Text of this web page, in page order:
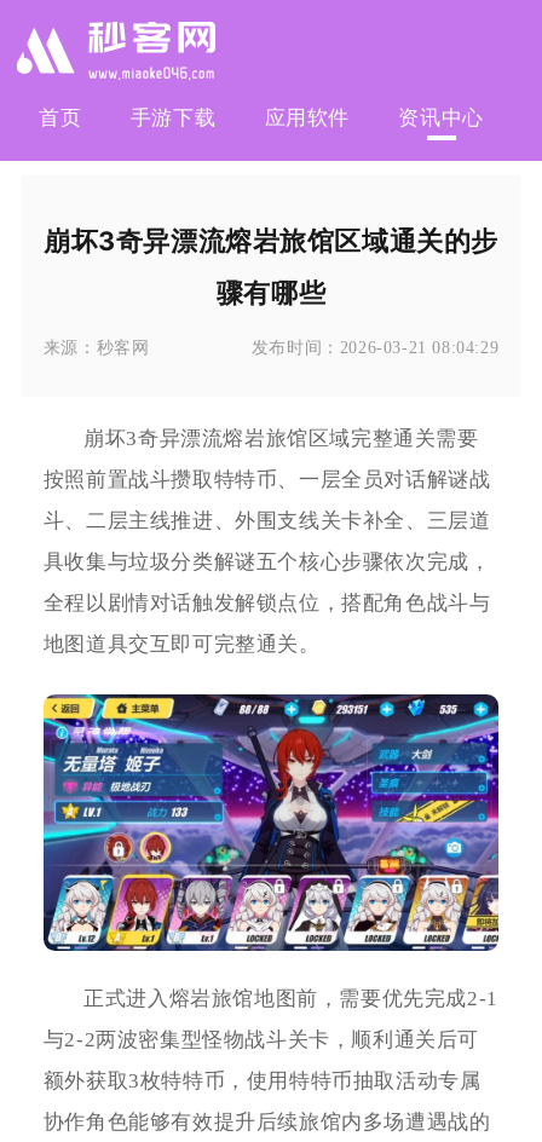
首页 手游下载 应用软件 资讯中心
崩坏3奇异漂流熔岩旅馆区域通关的步
骤有哪些
来源： 秒客网 发布时间： 2026-03-21 08:04:29
崩坏3奇异漂流熔岩旅馆区域完整通关需要
按照前置战斗攒取特特币、一层全员对话解谜战
斗、二层主线推进、外围支线关卡补全、三层道
具收集与垃圾分类解谜五个核心步骤依次完成，
全程以剧情对话触发解锁点位，搭配角色战斗与
地图道具交互即可完整通关。
正式进入熔岩旅馆地图前，需要优先完成2-1
与2-2两波密集型怪物战斗关卡，顺利通关后可
额外获取3枚特特币，使用特特币抽取活动专属
协作角色能够有效提升后续旅馆内多场遭遇战的